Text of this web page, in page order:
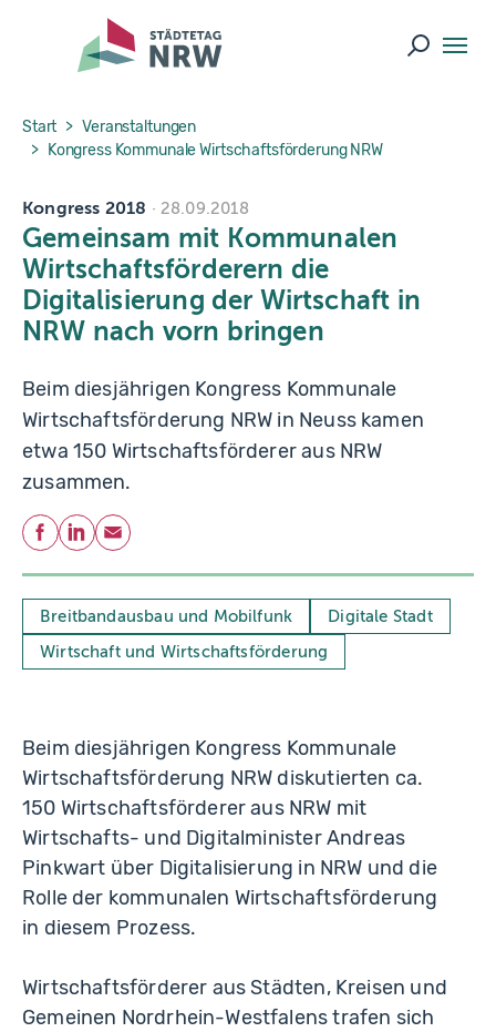
Skip to main navigation
Skip to main content
Skip to page footer
Suche
You are here:
Start
Veranstaltungen
Kongress Kommunale Wirtschaftsförderung NRW
Kongress 2018 28.09.2018
Gemeinsam mit Kommunalen
Wirtschaftsförderern die
Digitalisierung der Wirtschaft in
NRW nach vorn bringen
Beim diesjährigen Kongress Kommunale
Wirtschaftsförderung NRW in Neuss kamen
etwa 150 Wirtschaftsförderer aus NRW
zusammen.
Teilen
Facebook
LinkedIn
E-Mail
Breitbandausbau und Mobilfunk
Digitale Stadt
Wirtschaft und Wirtschaftsförderung
Beim diesjährigen Kongress Kommunale
Wirtschaftsförderung NRW diskutierten ca.
150 Wirtschaftsförderer aus NRW mit
Wirtschafts- und Digitalminister Andreas
Pinkwart über Digitalisierung in NRW und die
Rolle der kommunalen Wirtschaftsförderung
in diesem Prozess.
Wirtschaftsförderer aus Städten, Kreisen und
Gemeinen Nordrhein-Westfalens trafen sich